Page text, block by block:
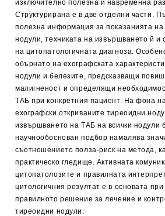
изключително полезна и навременна
Структурирана е в две отделни части.
полезна информация за показанията
нодули, техниката на извършването й и
на цитопатологичната диагноза.
обърнато на ехографската
нодули и белезите, предсказващи
малигненост и определящи
ТАБ при конкретния пациент. На фона
ехографски откриваните тиреоидни
извършването на ТАБ на всички нодули
научнообоснован подбор намалява
съотношението полза-риск на метода,
практическо гледище. Активната
цитопатолозите и правилната
цитологичния резултат е в основата
правилното решение за лечение и
тиреоидни нодули.